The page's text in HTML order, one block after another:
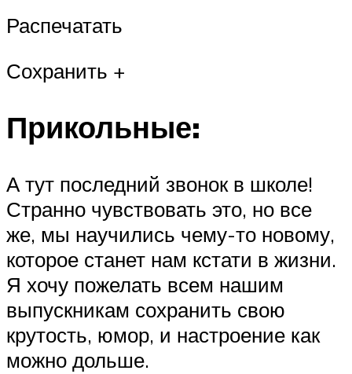
Распечатать
Сохранить +
Прикольные:
А тут последний звонок в школе!
Странно чувствовать это, но все
же, мы научились чему-то новому,
которое станет нам кстати в жизни.
Я хочу пожелать всем нашим
выпускникам сохранить свою
крутость, юмор, и настроение как
можно дольше.